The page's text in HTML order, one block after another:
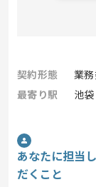
契約形態
業務
最寄り駅
池袋
あなたに担当
だくこと